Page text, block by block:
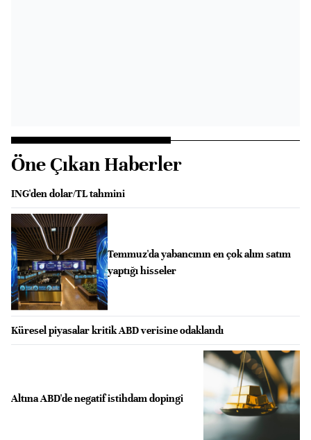
Öne Çıkan Haberler
ING'den dolar/TL tahmini
Temmuz'da yabancının en çok alım satım
yaptığı hisseler
Küresel piyasalar kritik ABD verisine odaklandı
Altına ABD'de negatif istihdam dopingi